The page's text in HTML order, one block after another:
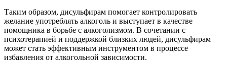
Таким образом, дисульфирам помогает контролировать
желание употреблять алкоголь и выступает в качестве
помощника в борьбе с алкоголизмом. В сочетании с
психотерапией и поддержкой близких людей, дисульфирам
может стать эффективным инструментом в процессе
избавления от алкогольной зависимости.